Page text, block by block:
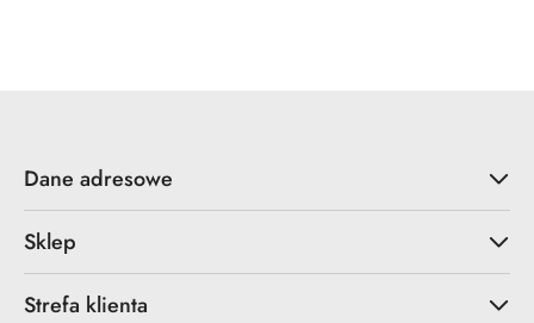
Dane adresowe
Sklep
Strefa klienta